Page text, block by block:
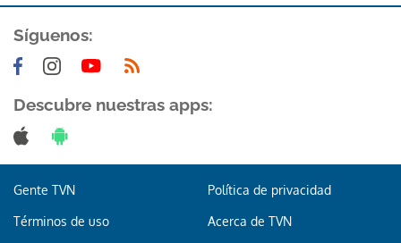
Síguenos:
Descubre nuestras apps:
Gente TVN Política de privacidad
Términos de uso Acerca de TVN